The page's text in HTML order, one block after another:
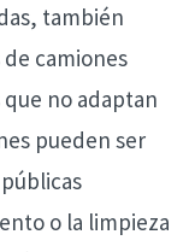
también
camiones
no adaptan
pueden ser
o la limpieza